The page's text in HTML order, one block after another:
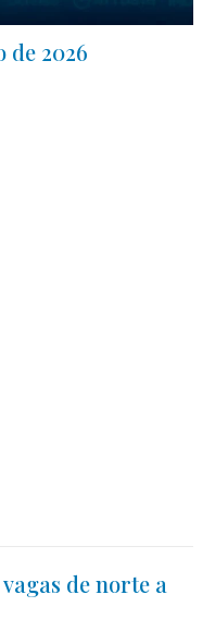
de 2026
de norte a